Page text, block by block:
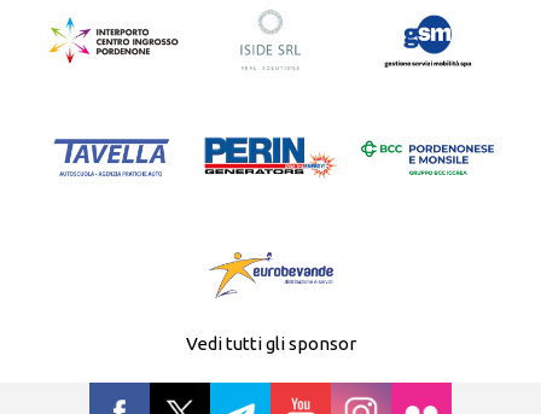
Vedi tutti gli sponsor